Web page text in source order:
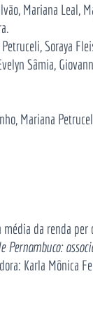
Mariana Leal,
.
Soraya
Sâmia,
Mariana
da renda
Karla Mônica